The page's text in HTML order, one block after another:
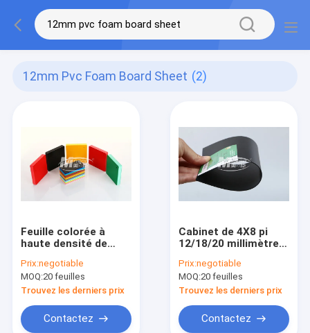
12mm Pvc Foam Board Sheet (2)
Feuille colorée à
haute densité de
de PVC de 0.6g/Cm3
4x8ft 8mm 10mm
12mm 15mm
Prix:negotiable
MOQ:20 feuilles
Trouvez les derniers prix
Contactez
Cabinet de 4X8 pi
12/18/20 millimètre
de panneau
d'utilisation noire
blanche de signe
Prix:negotiable
MOQ:20 feuilles
Trouvez les derniers prix
Contactez